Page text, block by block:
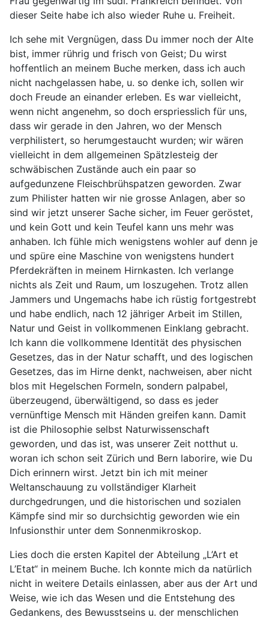
dieser Seite habe ich also wieder Ruhe u. Freiheit.
Ich sehe mit Vergnügen, dass Du immer noch der Alte
bist, immer rührig und frisch von Geist; Du wirst
hoffentlich an meinem Buche merken, dass ich auch
nicht nachgelassen habe, u. so denke ich, sollen wir
doch Freude an einander erleben. Es war vielleicht,
wenn nicht angenehm, so doch erspriesslich für uns,
dass wir gerade in den Jahren, wo der Mensch
verphilistert, so herumgestaucht wurden; wir wären
vielleicht in dem allgemeinen Spätzlesteig der
schwäbischen Zustände auch ein paar so
aufgedunzene Fleischbrühspatzen geworden. Zwar
zum Philister hatten wir nie grosse Anlagen, aber so
sind wir jetzt unserer Sache sicher, im Feuer geröstet,
und kein Gott und kein Teufel kann uns mehr was
anhaben. Ich fühle mich wenigstens wohler auf denn je
und spüre eine Maschine von wenigstens hundert
Pferdekräften in meinem Hirnkasten. Ich verlange
nichts als Zeit und Raum, um loszugehen. Trotz allen
Jammers und Ungemachs habe ich rüstig fortgestrebt
und habe endlich, nach 12 jähriger Arbeit im Stillen,
Natur und Geist in vollkommenen Einklang gebracht.
Ich kann die vollkommene Identität des physischen
Gesetzes, das in der Natur schafft, und des logischen
Gesetzes, das im Hirne denkt, nachweisen, aber nicht
blos mit Hegelschen Formeln, sondern palpabel,
überzeugend, überwältigend, so dass es jeder
vernünftige Mensch mit Händen greifen kann. Damit
ist die Philosophie selbst Naturwissenschaft
geworden, und das ist, was unserer Zeit notthut u.
woran ich schon seit Zürich und Bern laborire, wie Du
Dich erinnern wirst. Jetzt bin ich mit meiner
Weltanschauung zu vollständiger Klarheit
durchgedrungen, und die historischen und sozialen
Kämpfe sind mir so durchsichtig geworden wie ein
Infusionsthir unter dem Sonnenmikroskop.
Lies doch die ersten Kapitel der Abteilung „L’Art et
L’Etat“ in meinem Buche. Ich konnte mich da natürlich
nicht in weitere Details einlassen, aber aus der Art und
Weise, wie ich das Wesen und die Entstehung des
Gedankens, des Bewusstseins u. der menschlichen